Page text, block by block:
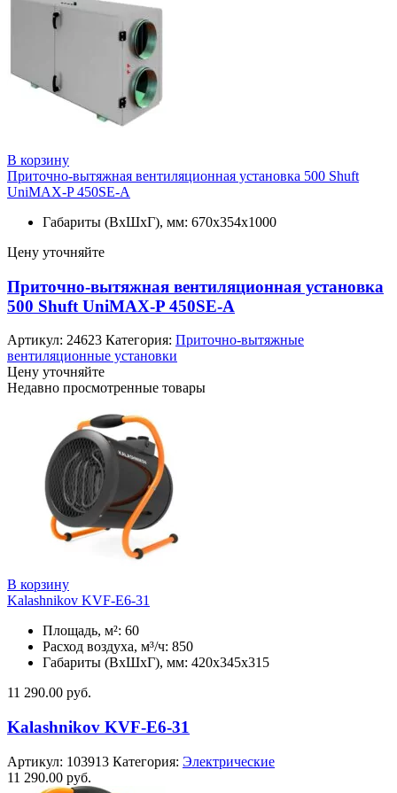
В корзину
Приточно-вытяжная вентиляционная установка 500 Shuft
UniMAX-P 450SE-A
Габариты (ВхШхГ), мм: 670x354x1000
Цену уточняйте
Приточно-вытяжная вентиляционная установка
500 Shuft UniMAX-P 450SE-A
Артикул: 24623 Категория: Приточно-вытяжные
вентиляционные установки
Цену уточняйте
Недавно просмотренные товары
В корзину
Kalashnikov KVF-E6-31
Площадь, м²: 60
Расход воздуха, м³/ч: 850
Габариты (ВхШхГ), мм: 420x345x315
11 290.00 руб.
Kalashnikov KVF-E6-31
Артикул: 103913 Категория: Электрические
11 290.00 руб.